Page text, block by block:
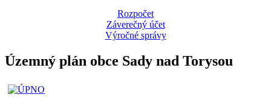
Rozpočet
Záverečný účet
Výročné správy
Územný plán obce Sady nad Torysou